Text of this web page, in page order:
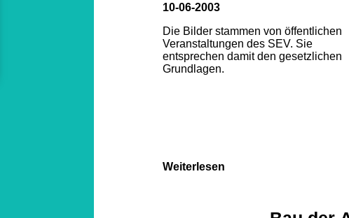
10-06-2003
Die Bilder stammen von öffentlichen
Veranstaltungen des SEV. Sie
entsprechen damit den gesetzlichen
Grundlagen.
Weiterlesen